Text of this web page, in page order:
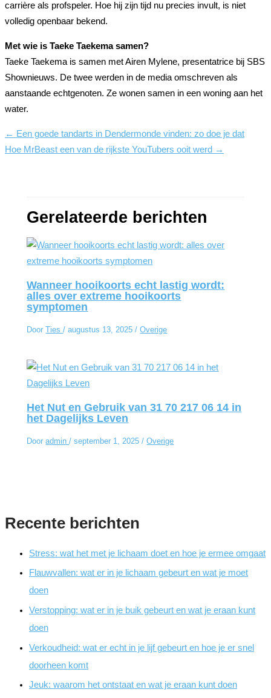
carrière als profspeler. Hoe hij zijn tijd nu precies invult, is niet
volledig openbaar bekend.
Met wie is Taeke Taekema samen?
Taeke Taekema is samen met Airen Mylene, presentatrice bij SBS
Shownieuws. De twee werden in de media omschreven als
aanstaande echtgenoten. Ze wonen samen in een woning aan het
water.
← Een goede tandarts in Dendermonde vinden: zo doe je dat
Hoe MrBeast een van de rijkste YouTubers ooit werd →
Gerelateerde berichten
Wanneer hooikoorts echt lastig wordt:
alles over extreme hooikoorts
symptomen
DoorTies/augustus 13, 2025/Overige
Het Nut en Gebruik van 31 70 217 06 14 in
het Dagelijks Leven
Dooradmin/september 1, 2025/Overige
Recente berichten
Stress: wat het met je lichaam doet en hoe je ermee omgaat
Flauwvallen: wat er in je lichaam gebeurt en wat je moet
doen
Verstopping: wat er in je buik gebeurt en wat je eraan kunt
doen
Verkoudheid: wat er echt in je lijf gebeurt en hoe je er snel
doorheen komt
Jeuk: waarom het ontstaat en wat je eraan kunt doen